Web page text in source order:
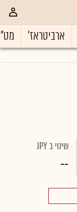
ארביטראז'
שינוי ב JPY
--